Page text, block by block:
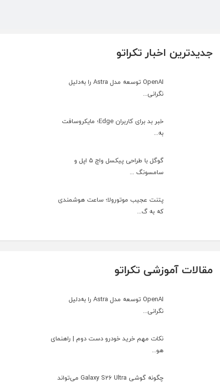
جدیدترین اخبار تکراتو
OpenAI توسعه مدل Astra را به‌دلیل
نگرانی...
خبر بد برای کاربران Edge؛ مایکروسافت
به‌...
گوگل با طراحی پیکسل واچ ۵ اپل و
سامسونگ ...
پتنت عجیب موتورولا؛ ساعت هوشمندی
که به گ...
مقالات آموزشی تکراتو
OpenAI توسعه مدل Astra را به‌دلیل
نگرانی...
نکات مهم خرید خودرو دست دوم | راهنمای
هو...
چگونه گوشی Galaxy S26 Ultra می‌تواند